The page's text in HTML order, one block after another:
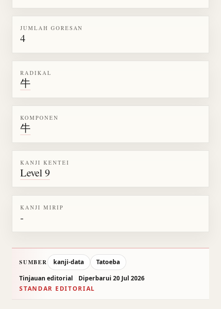
JUMLAH GORESAN
4
RADIKAL
牛
KOMPONEN
牛
KANJI KENTEI
Level 9
KANJI MIRIP
-
SUMBER kanji-data
Tatoeba
Tinjauan editorial
Diperbarui 20 Jul 2026
STANDAR EDITORIAL